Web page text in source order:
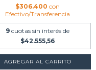
$306.400 con
Efectivo/Transferencia
9 cuotas sin interés de
$42.555,56
AGREGAR AL CARRITO